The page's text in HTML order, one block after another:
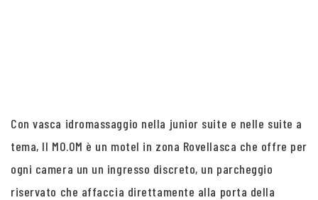
Con vasca idromassaggio nella junior suite e nelle suite a
tema, Il MO.OM è un motel in zona Rovellasca che offre per
ogni camera un un ingresso discreto, un parcheggio
riservato che affaccia direttamente alla porta della